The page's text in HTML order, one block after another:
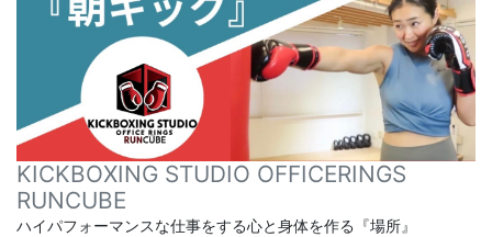
KICKBOXING STUDIO OFFICERINGS
RUNCUBE
ハイパフォーマンスな仕事をする心と身体を作る『場所』